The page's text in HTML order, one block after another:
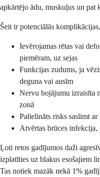
apkārtējo ādu, muskuļus un pat
Šeit ir potenciālās
Ievērojamas rētas vai
piemēram, uz sejas
Funkcijas zudums, ja
deguna vai ausīm
Nervu bojājumu izraisīta
zonā
Palielināts risks saslimt
Atvērtas brūces infekcija,
Ļoti retos gadījumos daži
izplatīties uz blakus esošajiem
Tas notiek mazāk nekā 1%